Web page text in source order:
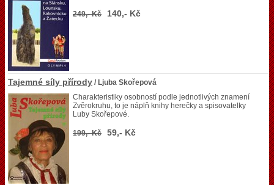
249,- Kč 140,- Kč
Tajemné síly přírody / Ljuba Skořepová
Charakteristiky osobností podle jednotlivých znamení
Zvěrokruhu, to je náplň knihy herečky a spisovatelky
Luby Skořepové.
199,- Kč 59,- Kč